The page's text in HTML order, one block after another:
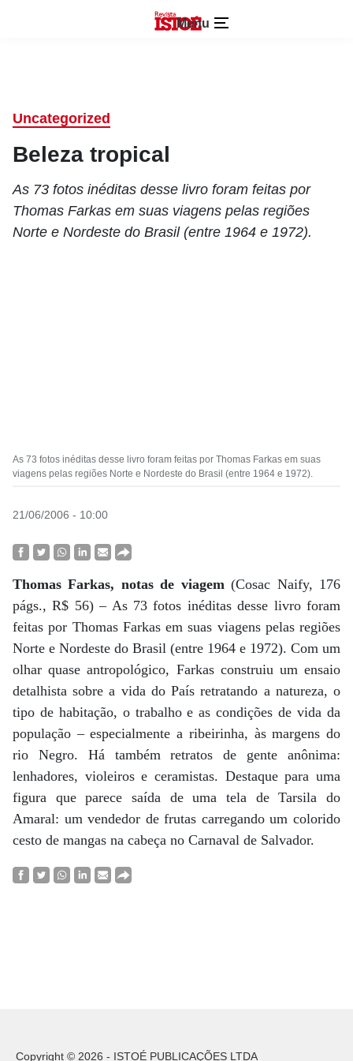
Menu
Uncategorized
Beleza tropical
As 73 fotos inéditas desse livro foram feitas por
Thomas Farkas em suas viagens pelas regiões
Norte e Nordeste do Brasil (entre 1964 e 1972).
As 73 fotos inéditas desse livro foram feitas por Thomas Farkas em suas
viagens pelas regiões Norte e Nordeste do Brasil (entre 1964 e 1972).
21/06/2006 - 10:00
Thomas Farkas, notas de viagem(Cosac Naify, 176
págs., R$ 56) – As 73 fotos inéditas desse livro foram
feitas por Thomas Farkas em suas viagens pelas regiões
Norte e Nordeste do Brasil (entre 1964 e 1972). Com um
olhar quase antropológico, Farkas construiu um ensaio
detalhista sobre a vida do País retratando a natureza, o
tipo de habitação, o trabalho e as condições de vida da
população – especialmente a ribeirinha, às margens do
rio Negro. Há também retratos de gente anônima:
lenhadores, violeiros e ceramistas. Destaque para uma
figura que parece saída de uma tela de Tarsila do
Amaral: um vendedor de frutas carregando um colorido
cesto de mangas na cabeça no Carnaval de Salvador.
Copyright © 2026 - ISTOÉ PUBLICAÇÕES LTDA